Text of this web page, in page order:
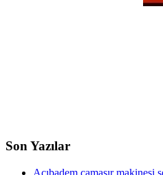
Son Yazılar
Acıbadem çamaşır makinesi